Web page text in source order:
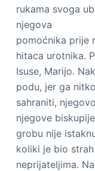
rukama svoga
njegova
pomoćnika prije
hitaca urotnika.
Isuse, Marijo.
podu, jer ga
sahraniti,
njegove
grobu nije
koliki je bio
neprijateljima.